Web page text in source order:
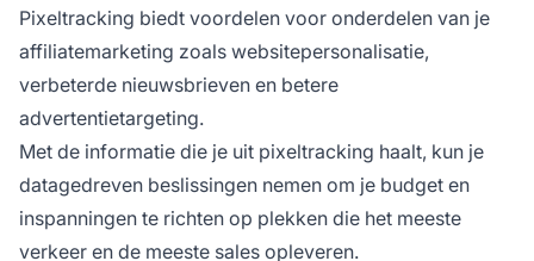
Pixeltracking biedt voordelen voor onderdelen van je
affiliatemarketing zoals websitepersonalisatie,
verbeterde nieuwsbrieven en betere
advertentietargeting.
Met de informatie die je uit pixeltracking haalt, kun je
datagedreven beslissingen nemen om je budget en
inspanningen te richten op plekken die het meeste
verkeer en de meeste sales opleveren.